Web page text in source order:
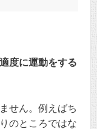
適度に運動をする
せん。例えばち
のところではな